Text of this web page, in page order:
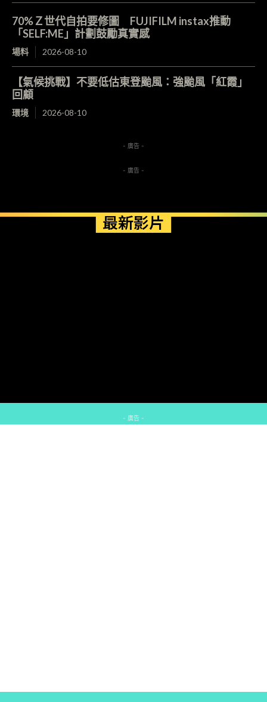
70%Ｚ世代自拍要修圖 FUJIFILM instax推動
「SELF:ME」計劃鼓勵真實感
場料 2026-08-10
【氣候挑戰】不要低估東登颱風：強颱風「紅霞」
回顧
環境 2026-08-10
- 廣告 -
- 廣告 -
最新影片
- 廣告 -